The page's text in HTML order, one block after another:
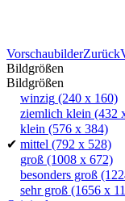
VorschaubilderZurück
Bildgrößen
Bildgrößen
winzig (240 x 160)
ziemlich klein (432
klein (576 x 384)
✔ mittel (792 x 528)
groß (1008 x 672)
besonders groß
sehr groß (1656 x